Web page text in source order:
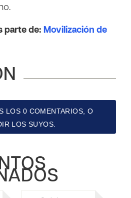
parte de: Movilización de
LOS 0 COMENTARIOS, O
LOS SUYOS.